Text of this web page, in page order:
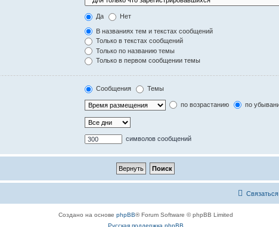
Да Нет
В названиях тем и текстах сообщений
Только в текстах сообщений
Только по названию темы
Только в первом сообщении темы
Сообщения Темы
по возрастанию по
символов сообщений
Создано на основе phpBB® Forum Software © phpBB Limited
Русская поддержка phpBB